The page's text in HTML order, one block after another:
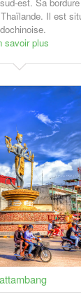
est. Sa
Il est
savoir plus